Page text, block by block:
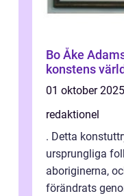
Bo Åke
konstens värld
01 oktober 2025
redaktionel
. Detta
ursprungliga
aboriginerna,
förändrats